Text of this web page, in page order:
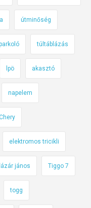
útminőség
túltáblázás
lpö akasztó
napelem
elektromos tricikli
lázár jános Tiggo 7
togg